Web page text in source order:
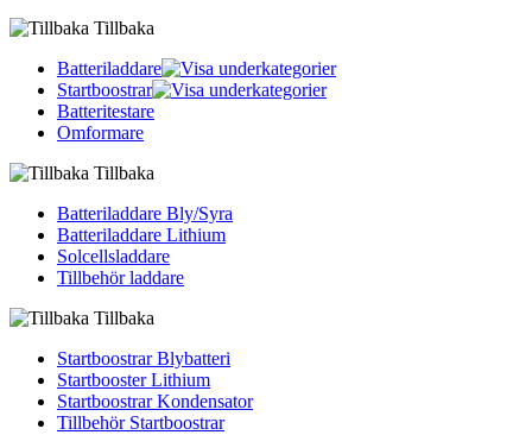
Tillbaka
Batteriladdare
Startboostrar
Batteritestare
Omformare
Tillbaka
Batteriladdare Bly/Syra
Batteriladdare Lithium
Solcellsladdare
Tillbehör laddare
Tillbaka
Startboostrar Blybatteri
Startbooster Lithium
Startboostrar Kondensator
Tillbehör Startboostrar